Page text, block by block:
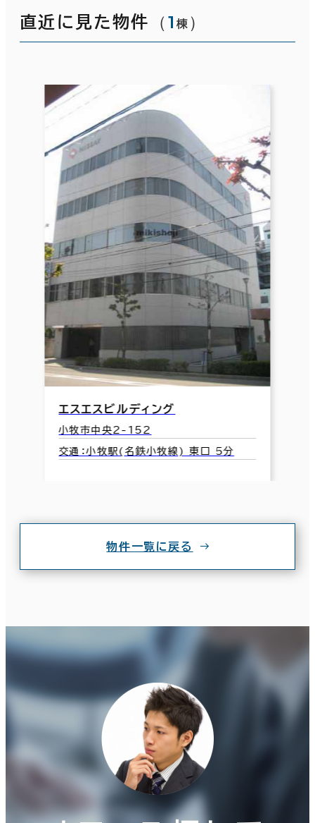
直近に見た物件 （1 棟 ）
エスエスビルディング
小牧市中央2-152
交通：小牧駅(名鉄小牧線) 東口 5分
物件一覧に戻る